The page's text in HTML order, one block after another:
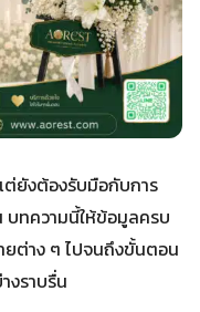
ยังต้องรับมือกับการ
บทความนี้ให้ข้อมูลครบ
ยต่าง ๆ ไปจนถึงขั้นตอน
งราบรื่น